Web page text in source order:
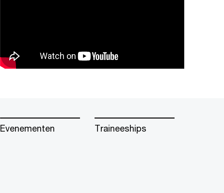
Evenementen Traineeships